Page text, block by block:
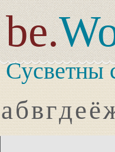
be.
Сусветны
абвгдеё